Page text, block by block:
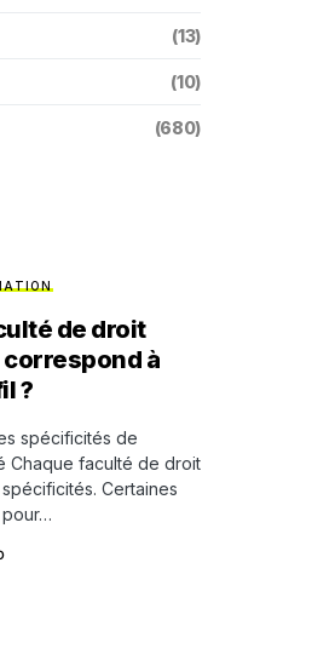
(13)
(10)
(680)
de droit
à
?
spécificités de
Chaque faculté de droit
Certaines